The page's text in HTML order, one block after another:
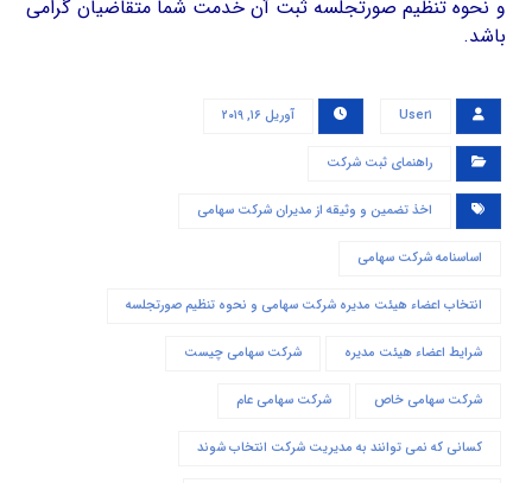
و نحوه تنظیم صورتجلسه ثبت آن خدمت شما متقاضیان گرامی
باشد.
User۱ آوریل ۱۶, ۲۰۱۹
راهنمای ثبت شرکت
اخذ تضمین و وثیقه از مدیران شرکت سهامی
اساسنامه شرکت سهامی
انتخاب اعضاء هیئت مدیره شرکت سهامی و نحوه تنظیم صورتجلسه
شرایط اعضاء هیئت مدیره شرکت سهامی چیست
شرکت سهامی خاص شرکت سهامی عام
کسانی که نمی توانند به مدیریت شرکت انتخاب شوند